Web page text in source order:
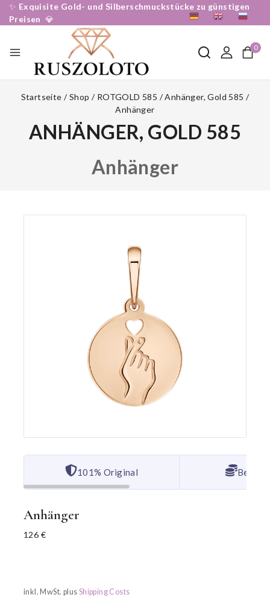
✨ Exquisite Gold- und Silberschmuckstücke zu günstigen
Preisen 💎
0
Startseite / Shop / ROTGOLD 585 / Anhänger, Gold 585 /
Anhänger
ANHÄNGER, GOLD 585
Anhänger
101% Original Bester
Anhänger
126 €
inkl. MwSt. plus Shipping Costs
7 Produkte wurden in den letzten 6 Stunden verkauft